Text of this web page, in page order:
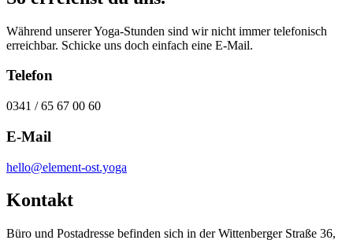
Während unserer Yoga-Stunden sind wir nicht immer telefonisch
erreichbar. Schicke uns doch einfach eine E-Mail.
Telefon
0341 / 65 67 00 60
E-Mail
hello@element-ost.yoga
Kontakt
Büro und Postadresse befinden sich in der Wittenberger Straße 36,